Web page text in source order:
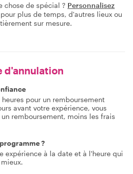
chose de spécial ? Personnalisez
pour plus de temps, d'autres lieux ou
sur mesure.
d'annulation
pour un remboursement
avant votre expérience, vous
remboursement, moins les frais
?
expérience à la date et à l'heure qui